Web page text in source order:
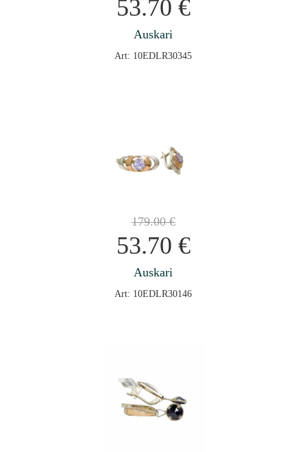
53.70 €
Auskari
Art: 10EDLR30345
179.00€
53.70 €
Auskari
Art: 10EDLR30146